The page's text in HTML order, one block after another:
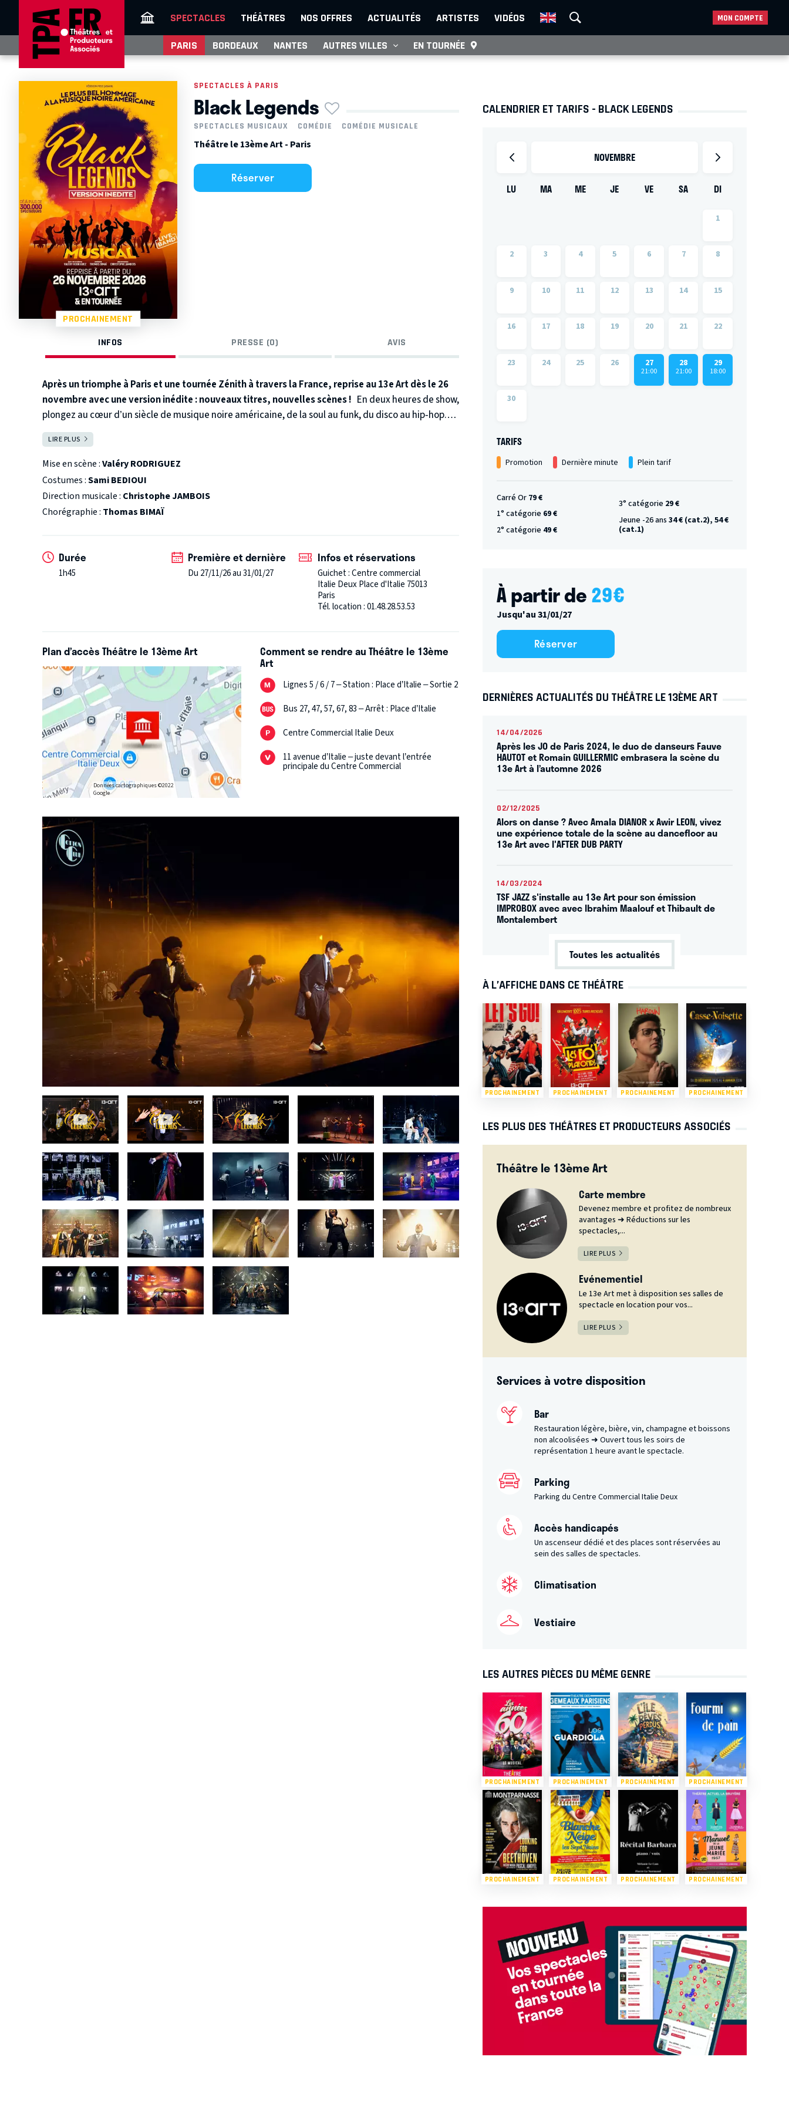
SPECTACLES THÉÂTRES NOS OFFRES ACTUALITÉS ARTISTES VIDÉOS MON COMPTE
PARIS BORDEAUX NANTES AUTRES VILLES EN TOURNÉE
PROCHAINEMENT
SPECTACLES À PARIS
Black Legends
SPECTACLES MUSICAUX COMÉDIE COMÉDIE MUSICALE
Théâtre le 13ème Art - Paris
Réserver
INFOS PRESSE (0) AVIS
Après un triomphe à Paris et une tournée Zénith à travers la France, reprise au 13e Art dès le 26
novembre avec une version inédite : nouveaux titres, nouvelles scènes ! En deux heures de show,
plongez au cœur d’un siècle de musique noire américaine, de la soul au funk, du disco au hip‑hop.
Porté par plus de 25 artistes sur scène, 300 costumes et le Black Legends LIVE BAND, digne des
mythiques night-clubs new-yorkais, vous accompagne tout au long de cette incroyable épopée
musicale. Black Legends célèbre les icônes qui ont façonné la musique contemporaine. Le
spectacle raconte une autre histoire de l’Amérique : celle de la lutte pour les droits civiques du
peuple noir américain, portée par des voix et des rythmes qui ont changé le monde.
rencontre des légendes qui ont marqué l’histoire de la musique :
Billie Holiday à Beyoncé
Marvin Gaye à James Brown
LIRE PLUS
Mise en scène :Valéry RODRIGUEZ
Costumes :Sami BEDIOUI
Direction musicale : Christophe JAMBOIS
Chorégraphie : Thomas BIMAÏ
Durée
1h45
Première et dernière
Du 27/11/26 au 31/01/27
Infos et réservations
Guichet : Centre commercial
Italie Deux Place d'Italie 75013
Paris
Tél. location : 01.48.28.53.53
Plan d’accès Théâtre le 13ème Art
Données cartographiques ©2022
Google
Comment se rendre au Théâtre le 13ème
Art
Lignes 5 / 6 / 7 – Station : Place d’Italie – Sortie 2
Bus 27, 47, 57, 67, 83 – Arrêt : Place d’Italie
Centre Commercial Italie Deux
11 avenue d’Italie – juste devant l’entrée
principale du Centre Commercial
CALENDRIER ET TARIFS - BLACK LEGENDS
NOVEMBRE
LU MA ME JE VE SA DI
1
2 3 4 5 6 7 8
9 10 11 12 13 14 15
16 17 18 19 20 21 22
23 24 25 26 27
21:00
28
21:00
29
18:00
30
TARIFS
Promotion Dernière minute Plein tarif
Carré Or 79 €
1° catégorie 69 €
2° catégorie 49 €
3° catégorie 29 €
Jeune -26 ans 34 € (cat.2), 54 €
(cat.1)
À partir de29€
Jusqu'au 31/01/27
Réserver
DERNIÈRES ACTUALITÉS DU THÉÂTRE LE 13ÈME ART
14/04/2026
Après les JO de Paris 2024, le duo de danseurs Fauve
HAUTOT et Romain GUILLERMIC embrasera la scène du
13e Art à l’automne 2026
02/12/2025
Alors on danse ? Avec Amala DIANOR x Awir LEON, vivez
une expérience totale de la scène au dancefloor au
13e Art avec l'AFTER DUB PARTY
14/03/2024
TSF JAZZ s'installe au 13e Art pour son émission
IMPROBOX avec avec Ibrahim Maalouf et Thibault de
Montalembert
Toutes les actualités
À L’AFFICHE DANS CE THÉÂTRE
PROCHAINEMENT PROCHAINEMENT PROCHAINEMENT PROCHAINEMENT
LES PLUS DES THÉÂTRES ET PRODUCTEURS ASSOCIÉS
Théâtre le 13ème Art
Carte membre
Devenez membre et profitez de nombreux
avantages ➜ Réductions sur les
spectacles,...
LIRE PLUS
Evénementiel
Le 13e Art met à disposition ses salles de
spectacle en location pour vos...
LIRE PLUS
Services à votre disposition
Bar
Restauration légère, bière, vin, champagne et boissons
non alcoolisées ➜ Ouvert tous les soirs de
représentation 1 heure avant le spectacle.
Parking
Parking du Centre Commercial Italie Deux
Accès handicapés
Un ascenseur dédié et des places sont réservées au
sein des salles de spectacles.
Climatisation
Vestiaire
LES AUTRES PIÈCES DU MÊME GENRE
PROCHAINEMENT PROCHAINEMENT PROCHAINEMENT PROCHAINEMENT
PROCHAINEMENT PROCHAINEMENT PROCHAINEMENT PROCHAINEMENT